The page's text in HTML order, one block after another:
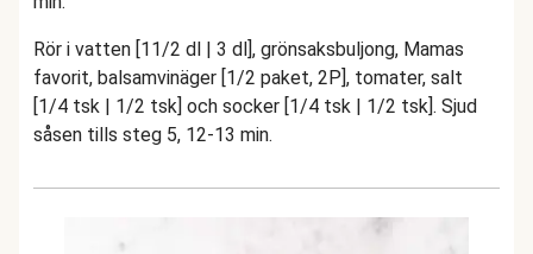
Rör i vatten [11/2 dl | 3 dl], grönsaksbuljong, Mamas
favorit, balsamvinäger [1/2 paket, 2P], tomater, salt
[1/4 tsk | 1/2 tsk] och socker [1/4 tsk | 1/2 tsk]. Sjud
såsen tills steg 5, 12-13 min.